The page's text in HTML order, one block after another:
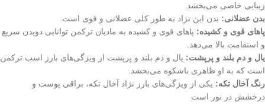
زیبایی خاصی می‌بخشد.
بدن عضلانی: بدن این نژاد به طور کلی عضلانی و قوی است.
پاهای قوی و کشیده: پاهای قوی و کشیده به مادیان ترکمن توانایی دویدن سریع
و استقامت بالا می‌دهد.
یال و دم بلند و پرپشت: یال و دم بلند و پرپشت از ویژگی‌های بارز اسب ترکمن
است که به او ظاهری باشکوه می‌بخشد.
رنگ آخال تکه: یکی از ویژگی‌های بارز نژاد آخال تکه، براقی پوست و
درخشش در نور است